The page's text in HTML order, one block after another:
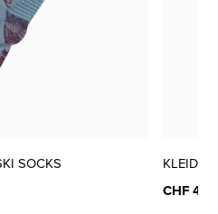
wenige verfügbar
wenige verfügbar
SOCKS
KLEID
CHF